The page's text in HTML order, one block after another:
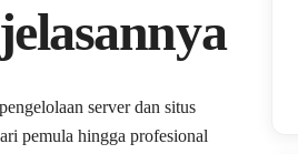
server dan situs
pemula hingga profesional